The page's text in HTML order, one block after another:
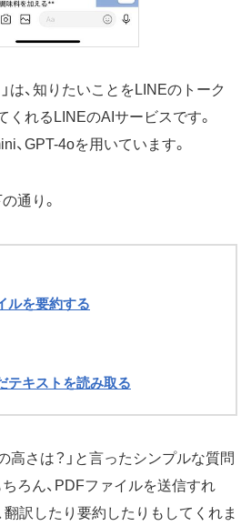
は、知りたいことをLINEのトーク
くれるLINEのAIサービスです。
、GPT-4oを用いています。
通り。
ルを要約する
テキストを読み取る
高さは？」と言ったシンプルな質問
ろん、PDFファイルを送信すれ
翻訳したり要約したりもしてくれま